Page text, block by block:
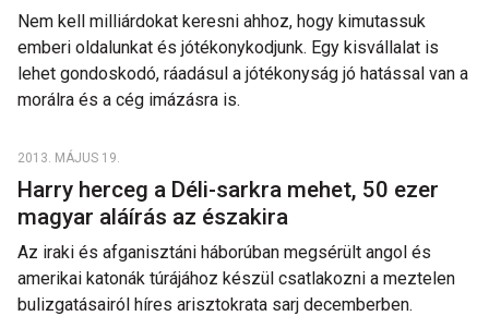
Nem kell milliárdokat keresni ahhoz, hogy kimutassuk
emberi oldalunkat és jótékonykodjunk. Egy kisvállalat is
lehet gondoskodó, ráadásul a jótékonyság jó hatással van a
morálra és a cég imázásra is.
2013. MÁJUS 19.
Harry herceg a Déli-sarkra mehet, 50 ezer
magyar aláírás az északira
Az iraki és afganisztáni háborúban megsérült angol és
amerikai katonák túrájához készül csatlakozni a meztelen
bulizgatásairól híres arisztokrata sarj decemberben.